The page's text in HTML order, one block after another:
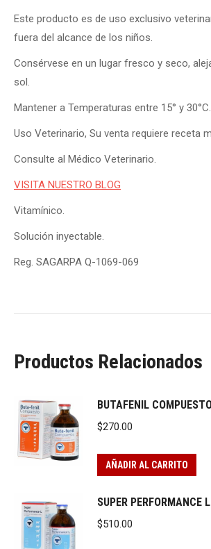
Este producto es de uso exclusivo
fuera del alcance de los niños.
Consérvese en un lugar fresco y seco,
sol.
Mantener a Temperaturas entre 15° y 30°C.
Uso Veterinario, Su venta requiere receta
Consulte al Médico Veterinario.
VISITA NUESTRO BLOG
Vitamínico.
Solución inyectable.
Reg. SAGARPA Q-1069-069
Productos Relacionados
BUTAFENIL
$270.00
AÑADIR AL CARRITO
SUPER PERFORMANCE
$510.00